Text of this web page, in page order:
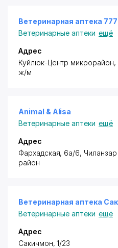
Ветеринарная аптека 777
Ветеринарные аптеки ещё
Адрес
​Куйлюк-Центр микрорайон,
ж/м
Animal & Alisa
Ветеринарные аптеки ещё
Адрес
​Фархадская, 6а/6,
район
Ветеринарная аптека
Ветеринарные аптеки ещё
Адрес
​Сакичмон, 1/23